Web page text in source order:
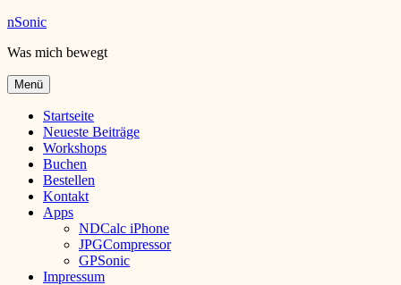
nSonic
Was mich bewegt
Menü
Startseite
Neueste Beiträge
Workshops
Buchen
Bestellen
Kontakt
Apps
NDCalc iPhone
JPGCompressor
GPSonic
Impressum